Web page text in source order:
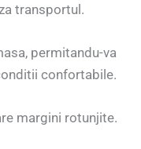
transportul.
permitandu-va
confortabile.
margini rotunjite.